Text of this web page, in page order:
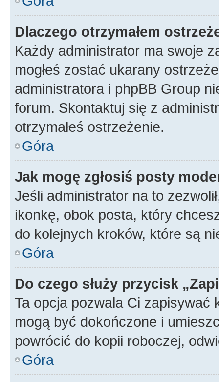
Dlaczego otrzymałem
Każdy administrator ma swoje
mogłeś zostać ukarany
administratora i phpBB Group
forum. Skontaktuj się z
otrzymałeś ostrzeżenie.
Góra
Jak mogę zgłosiś posty
Jeśli administrator na to
ikonkę, obok posta, który
do kolejnych kroków, które są
Góra
Do czego służy przycisk
Ta opcja pozwala Ci zapisywać
mogą być dokończone i
powrócić do kopii roboczej,
Góra